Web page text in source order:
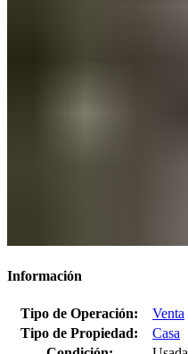
Información
Tipo de Operación:
Venta
Tipo de Propiedad:
Casa